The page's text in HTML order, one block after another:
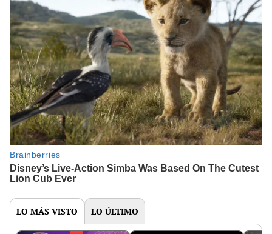
LO MÁS VISTO LO ÚLTIMO